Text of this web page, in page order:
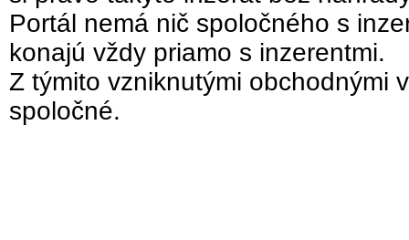
Portál nemá nič spoločného s
konajú vždy priamo s inzerentmi.
Z týmito vzniknutými obchodnými
spoločné.